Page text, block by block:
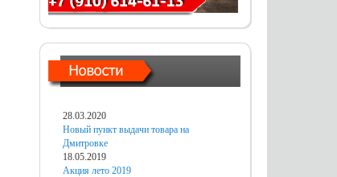
28.03.2020
Новый пункт выдачи товара на
Дмитровке
18.05.2019
Акция лето 2019